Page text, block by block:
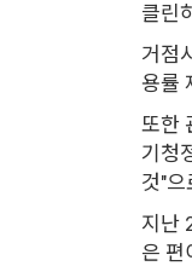
클린
거점
용률
또한
기청
것"으
지난
은 편